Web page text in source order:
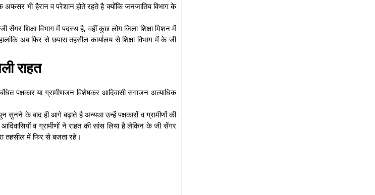
भी हैरान व परेशान होते रहते है क्योंकि जनजातिय विभाग के
शिक्षा विभाग में पदस्थ है, वहीं कुछ लोग जिला शिक्षा मिशन में
अब फिर से छपारा तहसील कार्यालय से शिक्षा विभाग में के जी
राहत
पक्षकार या ग्रामीणजन विशेषकर आदिवासी सगाजन अत्याधिक
सुनने के बाद ही आगे बढ़ाते है अन्यथा उन्हें पक्षकारों व ग्रामीणों की
व ग्रामीणों ने राहत की सांस लिया है लेकिन के जी सेंगर
तहसील में फिर से बजता रहे।